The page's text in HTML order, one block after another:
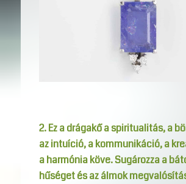
2. Ez a drágakő a spiritualitás, a
az intuíció, a kommunikáció, a
a harmónia köve. Sugározza a
hűséget és az álmok